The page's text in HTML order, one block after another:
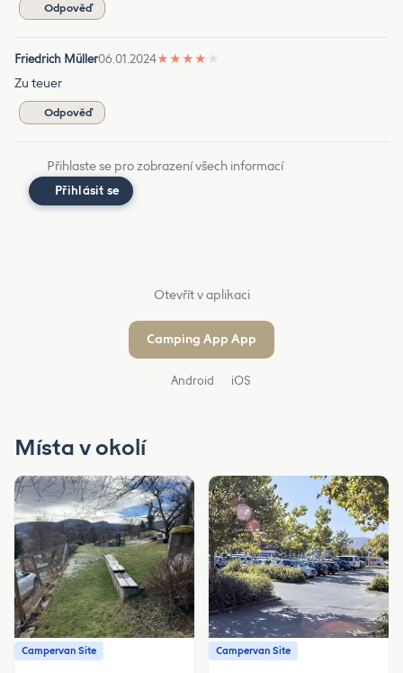
Odpověď
Friedrich Müller06.01.2024★ ★ ★ ★ ★
Zu teuer
Odpověď
Přihlaste se pro zobrazení všech informací
Přihlásit se
Otevřít v aplikaci
Camping App App
Android iOS
Místa v okolí
Campervan Site Campervan Site